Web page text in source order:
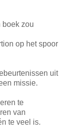
boek zou
op het spoor
uit
missie.
te
van
te veel is.